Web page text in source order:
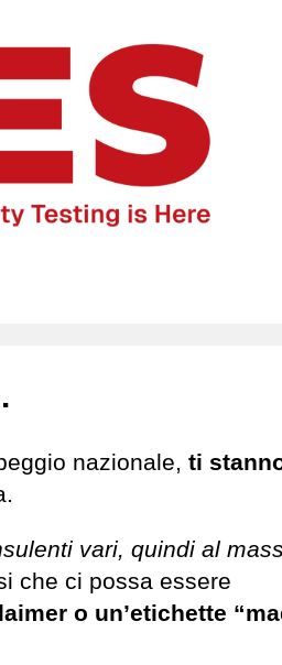
nazionale, ti
vari, quindi al
che ci possa essere
o un’etichette